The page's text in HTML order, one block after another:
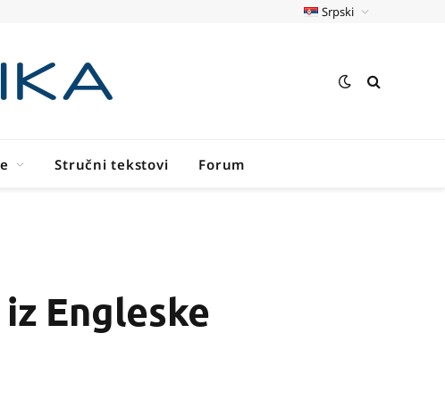
Srpski
Stručni tekstovi Forum
Engleske